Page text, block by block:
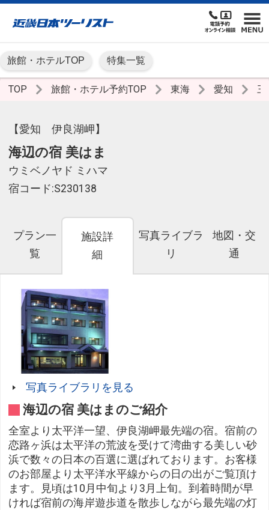
旅館・ホテルTOP 特集一覧
TOP 旅館・ホテル予約TOP 東海 愛知 三
【愛知 伊良湖岬】
海辺の宿 美はま
ウミベノヤド ミハマ
宿コード:S230138
プラン一
覧
施設詳
細
写真ライブラ
リ
地図・交
通
写真ライブラリを見る
海辺の宿 美はまのご紹介
全室より太平洋一望、伊良湖岬最先端の宿。宿前の
恋路ヶ浜は太平洋の荒波を受けて湾曲する美しい砂
浜で数々の日本の百選に選ばれております。お客様
のお部屋より太平洋水平線からの日の出がご覧頂け
ます。見頃は10月中旬より3月上旬。到着時間が早
ければ宿前の海岸遊歩道を散歩しながら最先端の灯